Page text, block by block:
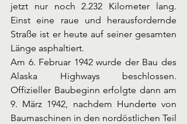
jetzt nur noch 2.232 Kilometer lang.
Einst eine raue und herausfordernde
Straße ist er heute auf seiner gesamten
Länge asphaltiert.
Am 6. Februar 1942 wurde der Bau des
Alaska Highways beschlossen.
Offizieller Baubeginn erfolgte dann am
9. März 1942, nachdem Hunderte von
Baumaschinen in den nordöstlichen Teil